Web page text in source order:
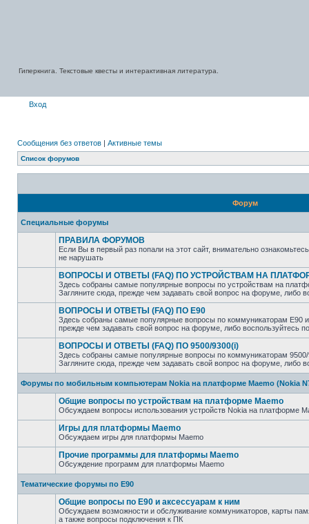
Гиперкнига. Текстовые квесты и интерактивная литература.
Вход
Сообщения без ответов | Активные темы
Список форумов
Форум
Специальные форумы
ПРАВИЛА ФОРУМОВ
Если Вы в первый раз попали на этот сайт, внимательно
не нарушать
ВОПРОСЫ И ОТВЕТЫ (FAQ) ПО УСТРОЙСТВАМ НА
Здесь собраны самые популярные вопросы по устройствам на
Загляните сюда, прежде чем задавать свой вопрос на форуме, либо
ВОПРОСЫ И ОТВЕТЫ (FAQ) ПО E90
Здесь собраны самые популярные вопросы по коммуникаторам E90
прежде чем задавать свой вопрос на форуме, либо воспользуйтесь
ВОПРОСЫ И ОТВЕТЫ (FAQ) ПО 9500/9300(i)
Здесь собраны самые популярные вопросы по коммуникаторам
Загляните сюда, прежде чем задавать свой вопрос на форуме, либо
Форумы по мобильным компьютерам Nokia на платформе Maemo (Nokia
Общие вопросы по устройствам на платформе Maemo
Обсуждаем вопросы использования устройств Nokia на платформе
Игры для платформы Maemo
Обсуждаем игры для платформы Maemo
Прочие программы для платформы Maemo
Обсуждение программ для платформы Maemo
Тематические форумы по E90
Общие вопросы по E90 и аксессуарам к ним
Обсуждаем возможности и обслуживание коммуникаторов, карты
а также вопросы подключения к ПК